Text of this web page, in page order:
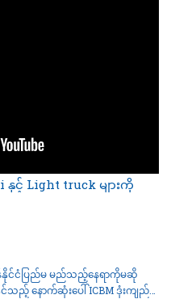
င့် Light truck များကို
င်ငံပြည်မ မည်သည့်နေရာကိုမဆို
ည့် နောက်ဆုံးပေါ် ICBM ဒုံးကျည်